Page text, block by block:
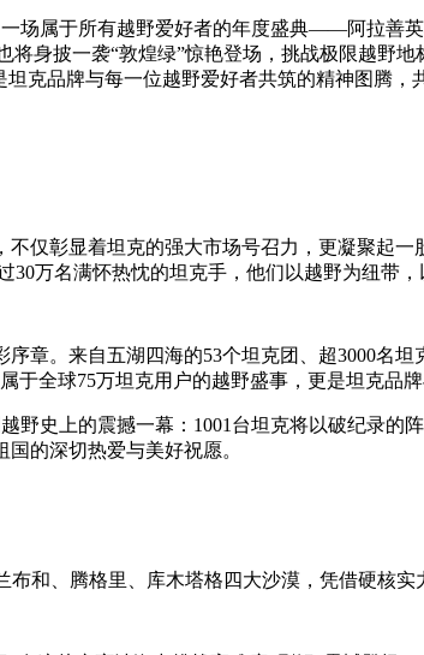
场属于所有越野爱好者的年度盛典——阿拉善
身披一袭“敦煌绿”惊艳登场，挑战极限越野
克品牌与每一位越野爱好者共筑的精神图腾，
仅彰显着坦克的强大市场号召力，更凝聚起
万名满怀热忱的坦克手，他们以越野为纽带
章。来自五湖四海的53个坦克团、超3000名
全球75万坦克用户的越野盛事，更是坦克品牌
史上的震撼一幕：1001台坦克将以破纪录的
的深切热爱与美好祝愿。
和、腾格里、库木塔格四大沙漠，凭借硬核实